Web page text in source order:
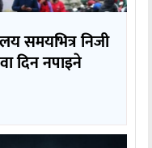
समयभित्र निजी
दिन नपाइने